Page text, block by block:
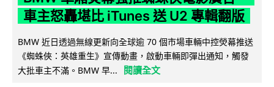
車主怒轟堪比 iTunes 送 U2 專輯翻版
BMW 近日透過無線更新向全球逾 70 個市場車輛中控熒幕推送
《蜘蛛俠：英雄重生》宣傳動畫，啟動車輛即彈出通知，觸發
大批車主不滿。BMW 早...
閱讀全文